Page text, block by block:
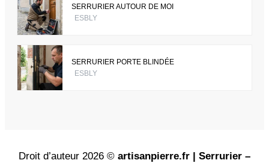
SERRURIER AUTOUR DE MOI
ESBLY
SERRURIER PORTE BLINDÉE
ESBLY
Droit d’auteur 2026 © artisanpierre.fr | Serrurier –